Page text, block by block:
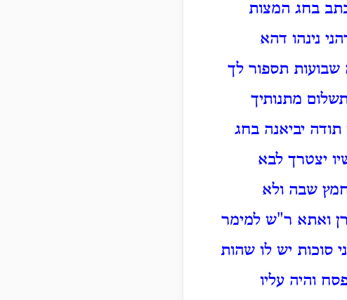
בחג המצות
נינהו דהא
שבועות תספור לך
מתנותיך
תודה יביאנה בחג
יצטרך לבא
חמץ שבה ולא
ואתא ר"ש למימר
סוכות יש לו שהות
והיה עליו